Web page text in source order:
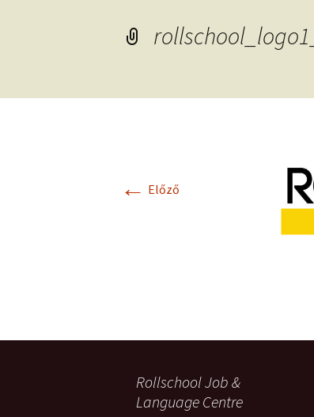
← Előző
Rollschool Job &
Language Centre